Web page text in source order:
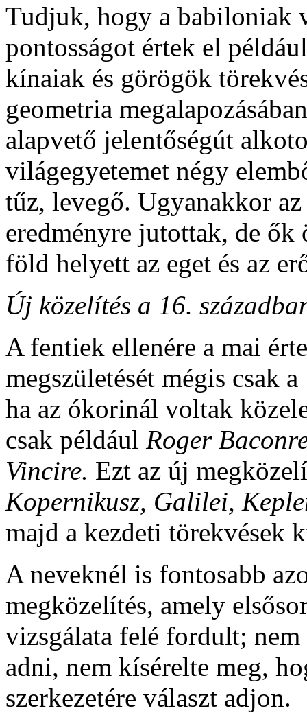
Tudjuk, hogy a babiloniak
pontosságot értek el
kínaiak és görögök
geometria
alapvető jelentőségút
világegyetemet négy
tűz, levegő. Ugyanakkor
eredményre jutottak, de ők
föld helyett az eget és az
Új közelítés a 16.
A fentiek ellenére a mai
megszületését mégis csak
ha az ókorinál voltak
csak például Roger
Vincire. Ezt az új
Kopernikusz, Galilei,
majd a kezdeti törekvések
A neveknél is fontosabb
megközelítés, amely
vizsgálata felé fordult;
adni, nem kísérelte meg,
szerkezetére választ adjon.